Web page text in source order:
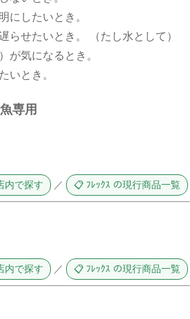
にしたいとき。
らせたいとき。 （たし水として）
が気になるとき。
いとき。
専用
内で探す ／ 📋 ﾌﾚｯｸｽ の現行商品一覧
内で探す ／ 📋 ﾌﾚｯｸｽ の現行商品一覧